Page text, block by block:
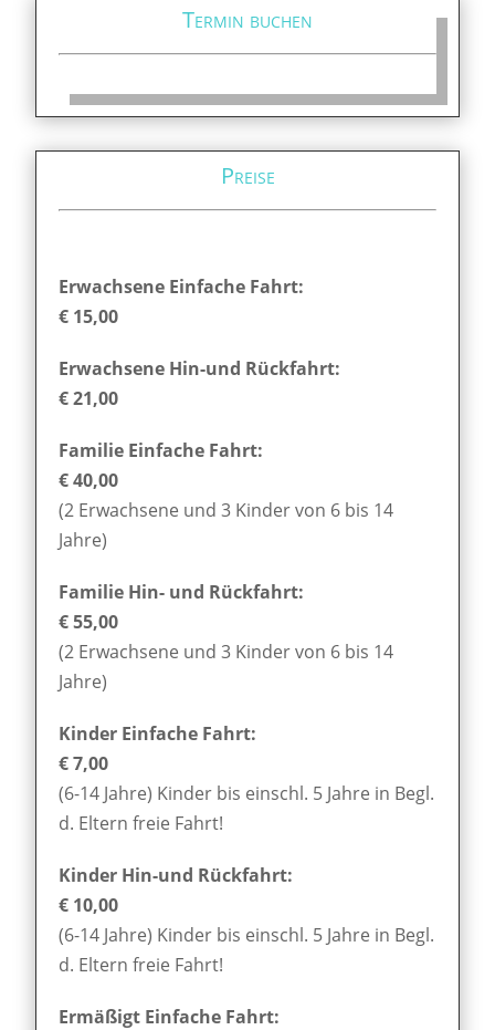
Termin buchen
Preise
Erwachsene Einfache Fahrt:
€ 15,00
Erwachsene Hin-und Rückfahrt:
€ 21,00
Familie Einfache Fahrt:
€ 40,00
(2 Erwachsene und 3 Kinder von 6 bis 14
Jahre)
Familie Hin- und Rückfahrt:
€ 55,00
(2 Erwachsene und 3 Kinder von 6 bis 14
Jahre)
Kinder Einfache Fahrt:
€ 7,00
(6-14 Jahre) Kinder bis einschl. 5 Jahre in Begl.
d. Eltern freie Fahrt!
Kinder Hin-und Rückfahrt:
€ 10,00
(6-14 Jahre) Kinder bis einschl. 5 Jahre in Begl.
d. Eltern freie Fahrt!
Ermäßigt Einfache Fahrt: